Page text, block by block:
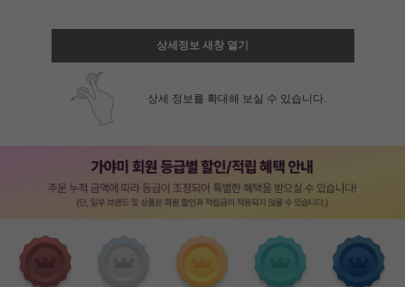
상세정보 새창 열기
상세 정보를 확대해 보실 수 있습니다.